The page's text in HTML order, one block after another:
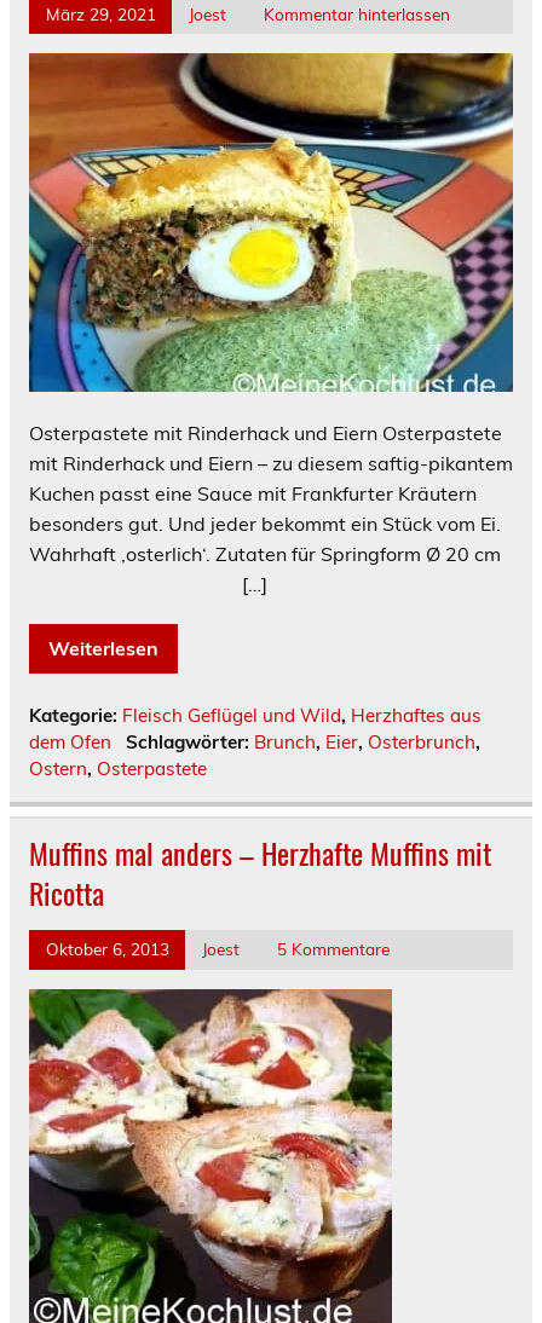
März 29, 2021 Joest Kommentar hinterlassen
Osterpastete mit Rinderhack und Eiern Osterpastete
mit Rinderhack und Eiern – zu diesem saftig-pikantem
Kuchen passt eine Sauce mit Frankfurter Kräutern
besonders gut. Und jeder bekommt ein Stück vom Ei.
Wahrhaft ‚osterlich‘. Zutaten für Springform Ø 20 cm
[…]
Weiterlesen
Kategorie: Fleisch Geflügel und Wild, Herzhaftes aus
dem Ofen
Schlagwörter: Brunch, Eier, Osterbrunch,
Ostern, Osterpastete
Muffins mal anders – Herzhafte Muffins mit
Ricotta
Oktober 6, 2013 Joest 5 Kommentare